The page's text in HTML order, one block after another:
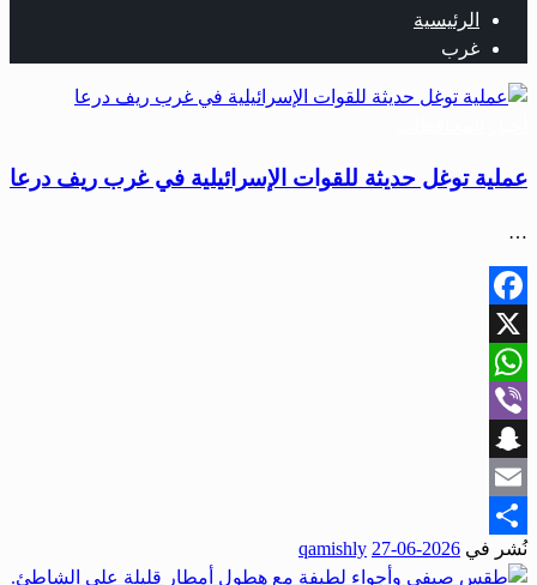
الرئيسية
غرب
عملية توغل حديثة للقوات الإسرائيلية في غرب ريف درعا
…
Facebook
X
WhatsApp
Viber
Snapchat
Email
Share
نُشر في 2026-06-27
qamishly